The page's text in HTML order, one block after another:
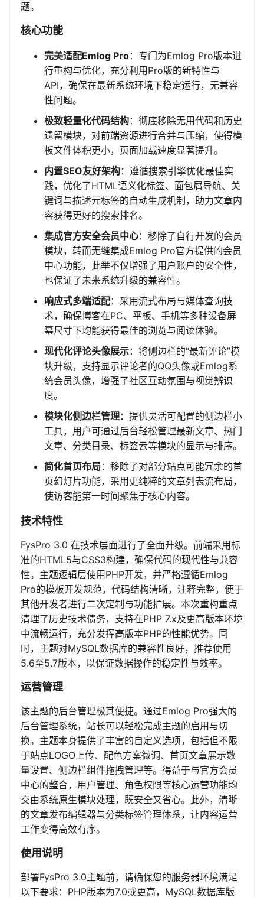
题。
核心功能
完美适配Emlog Pro：专门为Emlog Pro版本进
行重构与优化，充分利用Pro版的新特性与
API，确保在最新系统环境下稳定运行，无兼容
性问题。
极致轻量化代码结构：彻底移除无用代码和历史
遗留模块，对前端资源进行合并与压缩，使得模
板文件体积更小，页面加载速度显著提升。
内置SEO友好架构：遵循搜索引擎优化最佳实
践，优化了HTML语义化标签、面包屑导航、关
键词与描述元标签的自动生成机制，助力文章内
容获得更好的搜索排名。
集成官方安全会员中心：移除了自行开发的会员
模块，转而无缝集成Emlog Pro官方提供的会员
中心功能，此举不仅增强了用户账户的安全性，
也保证了未来系统升级的兼容性。
响应式多端适配：采用流式布局与媒体查询技
术，确保博客在PC、平板、手机等多种设备屏
幕尺寸下均能获得最佳的浏览与阅读体验。
现代化评论头像展示：将侧边栏的“最新评论”模
块升级，支持显示评论者的QQ头像或Emlog系
统会员头像，增强了社区互动氛围与视觉辨识
度。
模块化侧边栏管理：提供灵活可配置的侧边栏小
工具，用户可通过后台轻松管理最新文章、热门
文章、分类目录、标签云等模块的显示与排序。
简化首页布局：移除了对部分站点可能冗余的首
页幻灯片功能，采用更纯粹的文章列表流布局，
使访客能第一时间聚焦于核心内容。
技术特性
FysPro 3.0 在技术层面进行了全面升级。前端采用标
准的HTML5与CSS3构建，确保代码的现代性与兼容
性。主题逻辑层使用PHP开发，并严格遵循Emlog
Pro的模板开发规范，代码结构清晰，注释完整，便于
其他开发者进行二次定制与功能扩展。本次重构重点
清理了历史技术债务，支持在PHP 7.x及更高版本环境
中流畅运行，充分发挥高版本PHP的性能优势。同
时，主题对MySQL数据库的兼容性良好，推荐使用
5.6至5.7版本，以保证数据操作的稳定性与效率。
运营管理
该主题的后台管理极其便捷。通过Emlog Pro强大的
后台管理系统，站长可以轻松完成主题的启用与切
换。主题本身提供了丰富的自定义选项，包括但不限
于站点LOGO上传、配色方案微调、首页文章展示数
量设置、侧边栏组件拖拽管理等。得益于与官方会员
中心的整合，用户管理、角色权限等核心运营功能均
交由系统原生模块处理，既安全又省心。此外，清晰
的文章发布编辑器与分类标签管理体系，让内容运营
工作变得高效有序。
使用说明
部署FysPro 3.0主题前，请确保您的服务器环境满足
以下要求：PHP版本为7.0或更高，MySQL数据库版